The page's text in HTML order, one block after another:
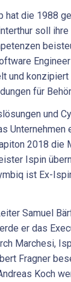
hat die 1988
soll ihre
und
für
und
Unternehmen
2018 die
Ispin
ist Ex-
Samuel
er das
Marchesi,
Fragner
Koch